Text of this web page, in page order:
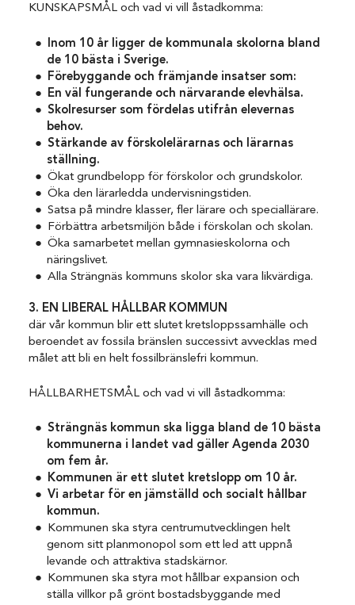
KUNSKAPSMÅL och vad vi vill åstadkomma:
Inom 10 år ligger de kommunala skolorna bland
de 10 bästa i Sverige.
Förebyggande och främjande insatser som:
En väl fungerande och närvarande elevhälsa.
Skolresurser som fördelas utifrån elevernas
behov.
Stärkande av förskolelärarnas och lärarnas
ställning.
Ökat grundbelopp för förskolor och grundskolor.
Öka den lärarledda undervisningstiden.
Satsa på mindre klasser, fler lärare och speciallärare.
Förbättra arbetsmiljön både i förskolan och skolan.
Öka samarbetet mellan gymnasieskolorna och
näringslivet.
Alla Strängnäs kommuns skolor ska vara likvärdiga.
3. EN LIBERAL HÅLLBAR KOMMUN
där vår kommun blir ett slutet kretsloppssamhälle och
beroendet av fossila bränslen successivt avvecklas med
målet att bli en helt fossilbränslefri kommun.
HÅLLBARHETSMÅL och vad vi vill åstadkomma:
Strängnäs kommun ska ligga bland de 10 bästa
kommunerna i landet vad gäller Agenda 2030
om fem år.
Kommunen är ett slutet kretslopp om 10 år.
Vi arbetar för en jämställd och socialt hållbar
kommun.
Kommunen ska styra centrumutvecklingen helt
genom sitt planmonopol som ett led att uppnå
levande och attraktiva stadskärnor.
Kommunen ska styra mot hållbar expansion och
ställa villkor på grönt bostadsbyggande med